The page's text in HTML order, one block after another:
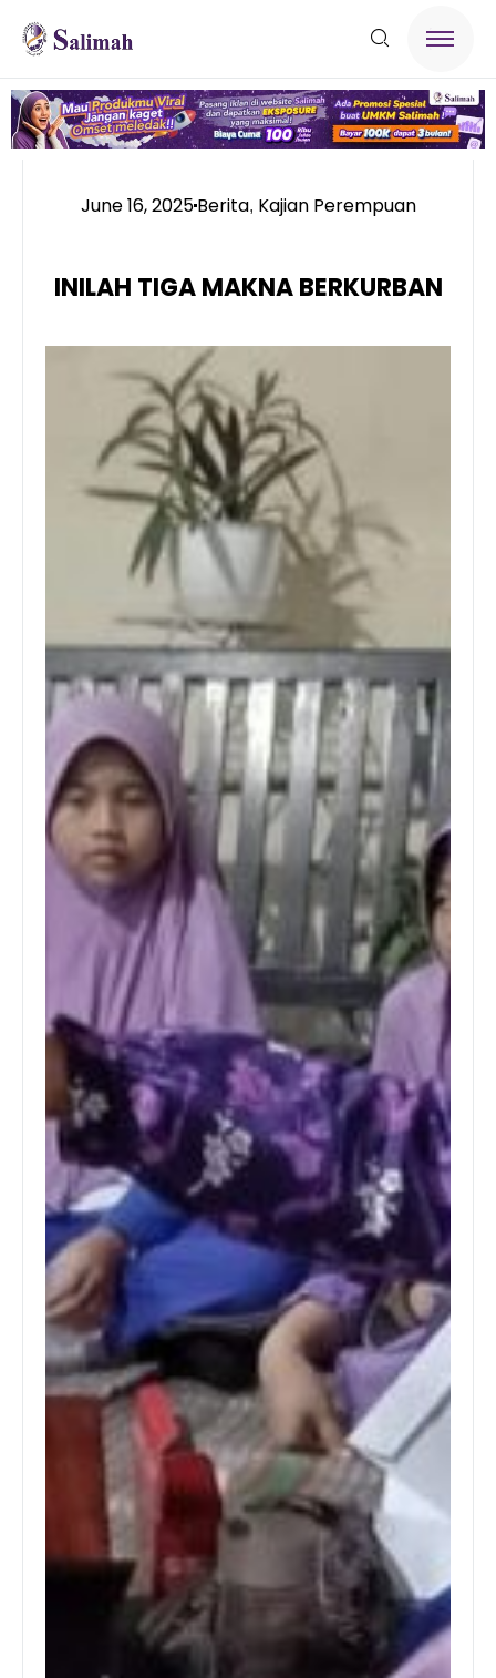
June 16, 2025Berita, Kajian Perempuan
INILAH TIGA MAKNA BERKURBAN